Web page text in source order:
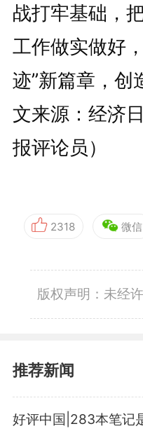
战打牢基础，
工作做实做好
迹”新篇章，创
文来源：经济
报评论员）
2318 微信
版权声明：未经
推荐新闻
好评中国|283本笔记